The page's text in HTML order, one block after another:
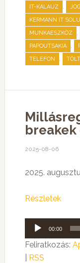
IT-KALAUZ ,
KERMANN IT
MUNKAESZKÖZ ,
PAPOUTSAKIA ,
TELEFON ,
breakek
2025-08-06
2025.
Részletek
Audió
lejátszó
00:00
Feliratkozás:
RSS